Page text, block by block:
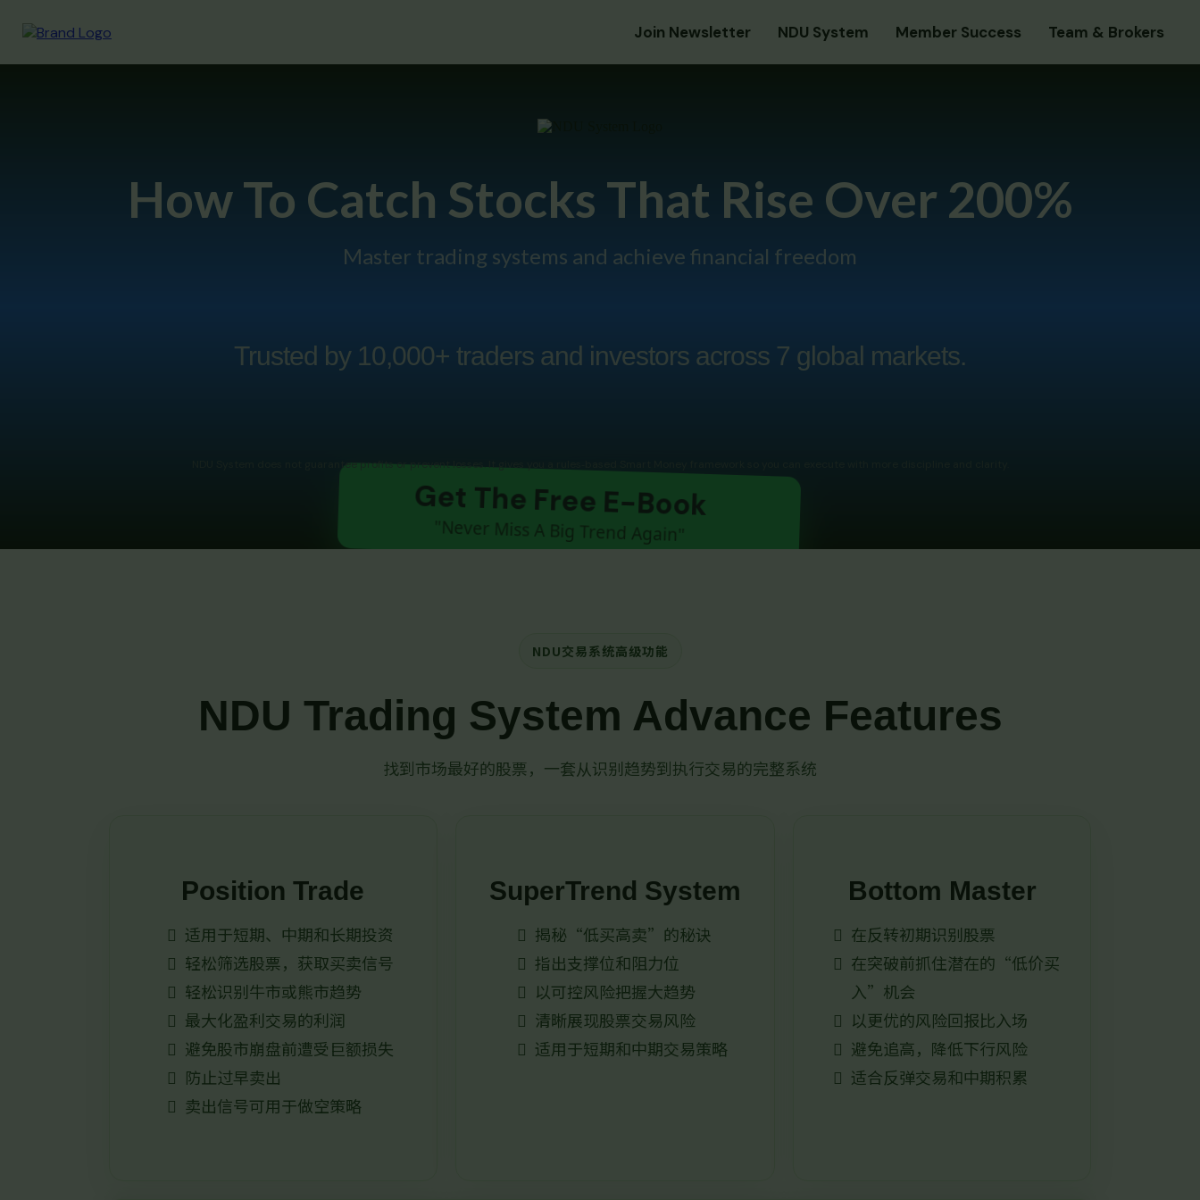
Join Newsletter NDU System Member Success Team & Brokers
How To Catch Stocks That Rise Over 200%
Master trading systems and achieve financial freedom
Trusted by 10,000+ traders and investors across 7 global markets.
Get The Free E-Book
"Never Miss A Big Trend Again"
NDU System does not guarantee profits or prevent losses. It gives you a rules‑based Smart Money framework so you can execute with more discipline and clarity.
NDU交易系统高级功能
NDU Trading System Advance Features
找到市场最好的股票，一套从识别趋势到执行交易的完整系统
Position Trade
适用于短期、中期和长期投资
轻松筛选股票，获取买卖信号
轻松识别牛市或熊市趋势
最大化盈利交易的利润
避免股市崩盘前遭受巨额损失
防止过早卖出
卖出信号可用于做空策略
SuperTrend System
揭秘“低买高卖”的秘诀
指出支撑位和阻力位
以可控风险把握大趋势
清晰展现股票交易风险
适用于短期和中期交易策略
Bottom Master
在反转初期识别股票
在突破前抓住潜在的“低价买
入”机会
以更优的风险回报比入场
避免追高，降低下行风险
适合反弹交易和中期积累